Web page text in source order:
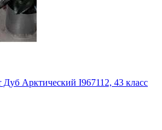
Арктический I967112, 43 класс